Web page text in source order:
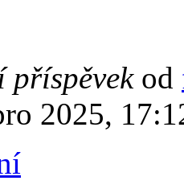
příspěvekod
2025,